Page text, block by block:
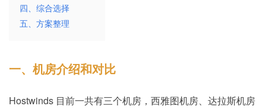
四、综合选择
五、方案整理
一、机房介绍和对比
Hostwinds 目前一共有三个机房，西雅图机房、达拉斯机房